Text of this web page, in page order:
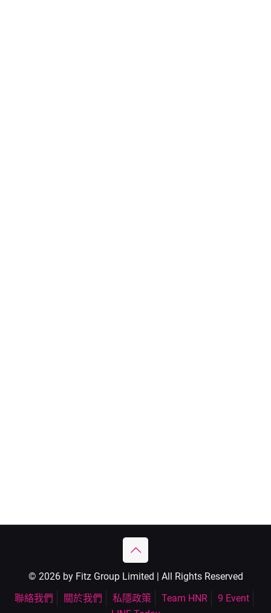
© 2026 by Fitz Group Limited | All Rights Reserved
聯絡我們
關於我們 私隱政策 Team HNR
9 Event